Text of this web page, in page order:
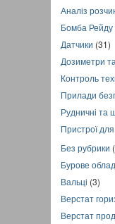
Аналіз
Бомба Рейду
Датчики (31)
Дозиметри
Контроль
Прилади
Рудничні та
Пристрої для
Без рубрики
Бурове
Вальці (3)
Верстат
Верстат